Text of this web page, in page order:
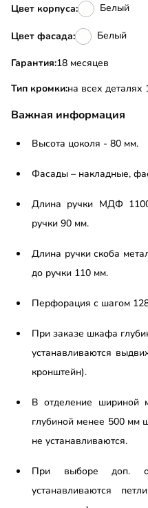
Цвет корпуса: Белый
Цвет фасада: Белый
Гарантия:18 месяцев
Тип кромки:на всех деталях
Важная информация
Высота цоколя - 80 мм.
Фасады – накладные,
Длина ручки МДФ
ручки 90 мм.
Длина ручки скоба
до ручки 110 мм.
Перфорация с шагом
При заказе шкафа
устанавливаются
кронштейн).
В отделение шириной
глубиной менее 500 мм
не устанавливаются.
При выборе доп.
устанавливаются